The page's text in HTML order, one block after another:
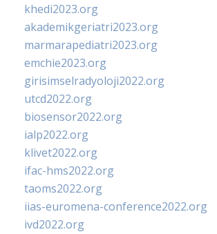
khedi2023.org
akademikgeriatri2023.org
marmarapediatri2023.org
emchie2023.org
girisimselradyoloji2022.org
utcd2022.org
biosensor2022.org
ialp2022.org
klivet2022.org
ifac-hms2022.org
taoms2022.org
iias-euromena-conference2022.org
ivd2022.org